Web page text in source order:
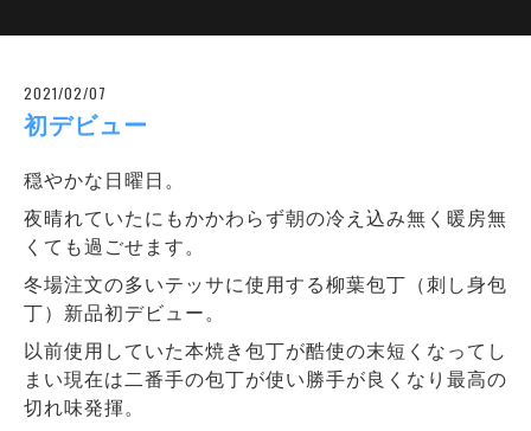
2021/02/07
初デビュー
穏やかな日曜日。
夜晴れていたにもかかわらず朝の冷え込み無く暖房無
くても過ごせます。
冬場注文の多いテッサに使用する柳葉包丁（刺し身包
丁）新品初デビュー。
以前使用していた本焼き包丁が酷使の末短くなってし
まい現在は二番手の包丁が使い勝手が良くなり最高の
切れ味発揮。